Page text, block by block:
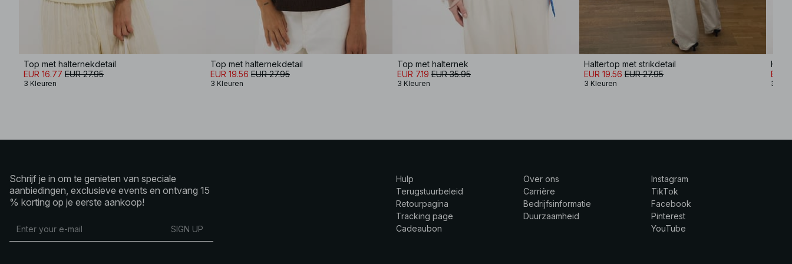
Top met halternekdetail
EUR 16.77 EUR 27.95
3 Kleuren
Top met halternekdetail
EUR 19.56 EUR 27.95
3 Kleuren
Top met halternek
EUR 7.19 EUR 35.95
3 Kleuren
Haltertop met strikdetail
EUR 19.56 EUR 27.95
3 Kleuren
EUR
3
Schrijf je in om te genieten van speciale
aanbiedingen, exclusieve events en ontvang 15
% korting op je eerste aankoop!
SIGN UP
Hulp
Terugstuurbeleid
Retourpagina
Tracking page
Cadeaubon
Over ons
Carrière
Bedrijfsinformatie
Duurzaamheid
Instagram
TikTok
Facebook
Pinterest
YouTube